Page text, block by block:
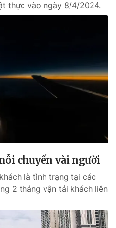
thực vào ngày 8/4/2024.
chuyến vài người
là tình trạng tại các
2 tháng vận tải khách liên